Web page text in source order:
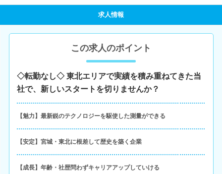
求人情報
この求人のポイント
◇転勤なし◇ 東北エリアで実績を積み重ねてきた当
社で、新しいスタートを切りませんか？
【魅力】最新鋭のテクノロジーを駆使した測量ができる
【安定】宮城・東北に根差して歴史を築く企業
【成長】年齢・社歴問わずキャリアアップしていける